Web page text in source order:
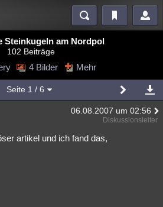
Blogs Videos
Mystery Kriminalfälle
Technologie Ufologie
Steinkugeln am Nordpol
102 Beiträge
4 Bilder Mehr
Seite 1 / 6
06.08.2007 um 02:56
Diskussionsleiter
artikel und ich fand das,